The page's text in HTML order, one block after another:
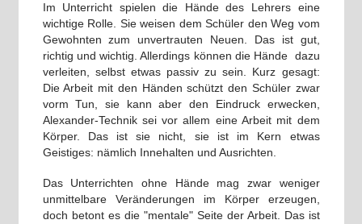
Im Unterricht spielen die Hände des Lehrers eine
wichtige Rolle. Sie weisen dem Schüler den Weg vom
Gewohnten zum unvertrauten Neuen. Das ist gut,
richtig und wichtig. Allerdings können die Hände dazu
verleiten, selbst etwas passiv zu sein. Kurz gesagt:
Die Arbeit mit den Händen schützt den Schüler zwar
vorm Tun, sie kann aber den Eindruck erwecken,
Alexander-Technik sei vor allem eine Arbeit mit dem
Körper. Das ist sie nicht, sie ist im Kern etwas
Geistiges: nämlich Innehalten und Ausrichten.
Das Unterrichten ohne Hände mag zwar weniger
unmittelbare Veränderungen im Körper erzeugen,
doch betont es die "mentale" Seite der Arbeit. Das ist